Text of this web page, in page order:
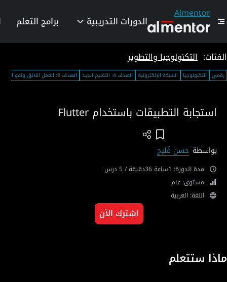
Almentor
الدورات التدريبية برامج التعلم
الفئات: التكنولوجيا والتطوير
رقمي التكنولوجيا الشبكة الإلكترونية الهدف 4: التعليم الجيد الهدف 8: العمل اللائق ونمو الاقتصاد
استجابة التطبيقات باستخدام Flutter
بواسطة حسن فُليح
مدة الدورة: 1ساعة 36دقيقة / 5 درس
مستوى: عام
اللغة: العربية
اشترك الآن
ماذا ستتعلم